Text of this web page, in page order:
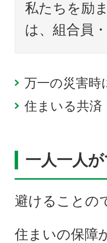
私たちを励
は、組合員
万一の災害時
住まいる共済
一人一人
避けることの
住まいの保障